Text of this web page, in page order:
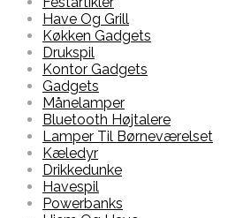
Have Og Grill
Køkken Gadgets
Drukspil
Kontor Gadgets
Gadgets
Månelamper
Bluetooth Højtalere
Lamper Til Børneværelset
Kæledyr
Drikkedunke
Havespil
Powerbanks